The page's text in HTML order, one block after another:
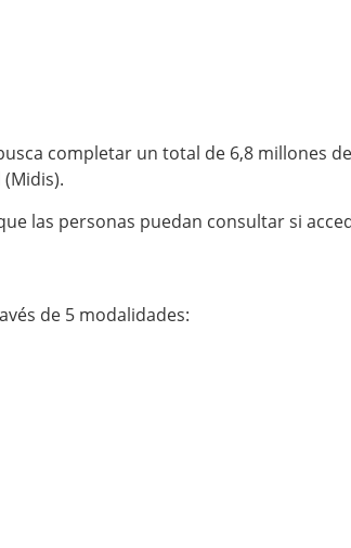
completar un total de 6,8 millones
las personas puedan consultar si
de 5 modalidades: